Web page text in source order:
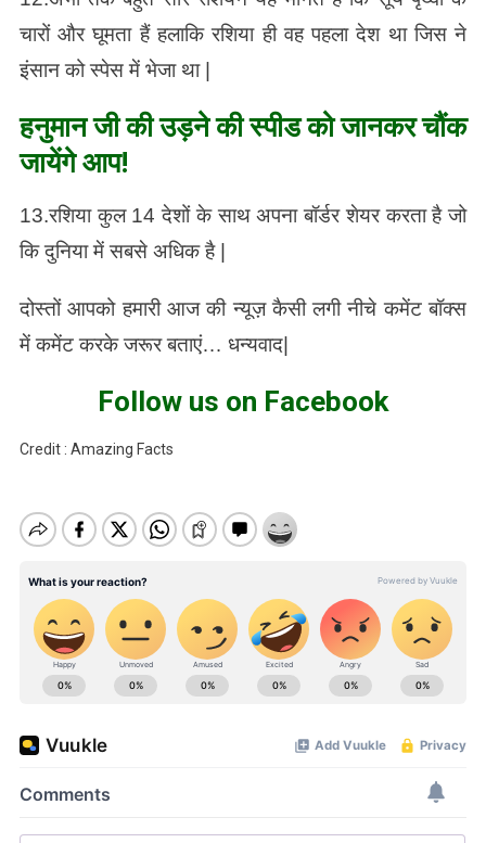
चारों और घूमता हैं हलाकि रशिया ही वह पहला देश था जिस ने
इंसान को स्पेस में भेजा था |
हनुमान जी की उड़ने की स्पीड को जानकर चौंक
जायेंगे आप!
13.रशिया कुल 14 देशों के साथ अपना बॉर्डर शेयर करता है जो
कि दुनिया में सबसे अधिक है |
दोस्तों आपको हमारी आज की न्यूज़ कैसी लगी नीचे कमेंट बॉक्स
में कमेंट करके जरूर बताएं… धन्यवाद|
Follow us on Facebook
Credit : Amazing Facts